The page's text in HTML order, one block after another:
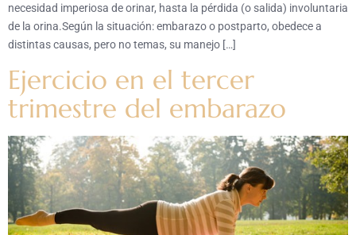
necesidad imperiosa de orinar, hasta la pérdida (o salida) involuntaria
de la orina.Según la situación: embarazo o postparto, obedece a
distintas causas, pero no temas, su manejo […]
Ejercicio en el tercer
trimestre del embarazo